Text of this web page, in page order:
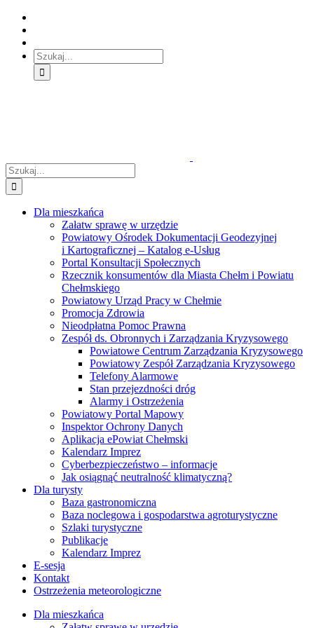
Skip
Treść
główna
Skip
Menu
główne
Skip
Menu
dodatkowe
Szukaj
Szukaj
Dla mieszkańca
Załatw sprawę w urzędzie
Powiatowy Ośrodek Dokumentacji Geodezyjnej
i Kartograficznej – Katalog e-Usług
Portal Konsultacji Społecznych
Rzecznik konsumentów dla Miasta Chełm i Powiatu
Chełmskiego
Powiatowy Urząd Pracy w Chełmie
Promocja Zdrowia
Nieodpłatna Pomoc Prawna
Zespół ds. Obronnych i Zarządzania Kryzysowego
Powiatowe Centrum Zarządzania Kryzysowego
Powiatowy Zespół Zarządzania Kryzysowego
Telefony Alarmowe
Stan przejezdności dróg
Alarmy i Ostrzeżenia
Powiatowy Portal Mapowy
Inspektor Ochrony Danych
Aplikacja ePowiat Chełmski
Kalendarz Imprez
Cyberbezpieczeństwo – informacje
Jak osiągnąć neutralność klimatyczną?
Dla turysty
Baza gastronomiczna
Baza noclegowa i gospodarstwa agroturystyczne
Szlaki turystyczne
Publikacje
Kalendarz Imprez
E-sesja
Kontakt
Ostrzeżenia meteorologiczne
Dla mieszkańca